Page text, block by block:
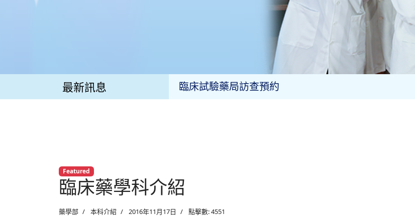
最新訊息
醫療團隊(all)文章對應模組
臨床試驗藥局訪查預約
溫濕度監控設備校正報告
疫苗專區
最新消息
Featured
臨床藥學科介紹
藥學部 本科介紹 2016年11月17日 點擊數: 4551